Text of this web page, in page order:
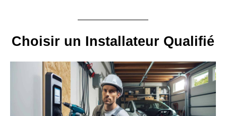
Choisir un Installateur Qualifié